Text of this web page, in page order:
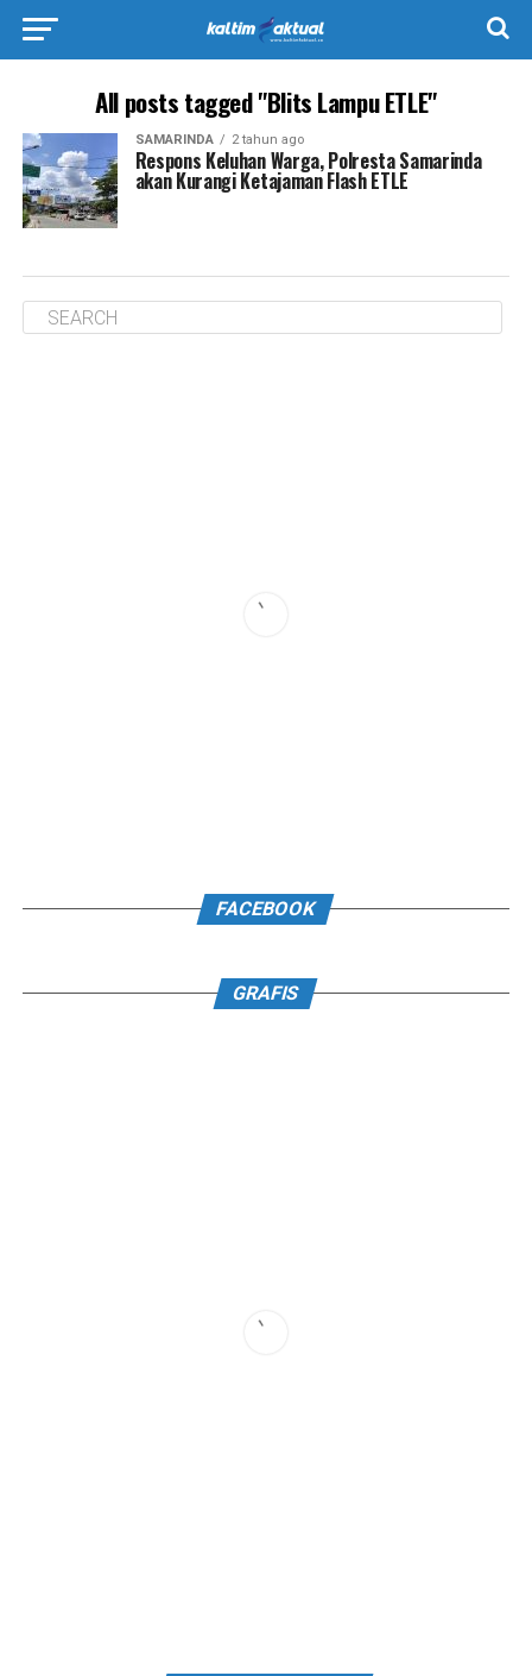
All posts tagged "Blits Lampu ETLE"
SAMARINDA 2 tahun ago
Respons Keluhan Warga, Polresta Samarinda
akan Kurangi Ketajaman Flash ETLE
FACEBOOK
GRAFIS